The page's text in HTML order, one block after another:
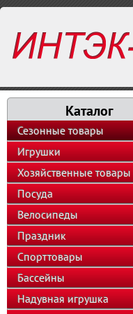
Каталог
Сезонные товары
Игрушки
Хозяйственные товары
Посуда
Велосипеды
Праздник
Спорттовары
Бассейны
Надувная игрушка